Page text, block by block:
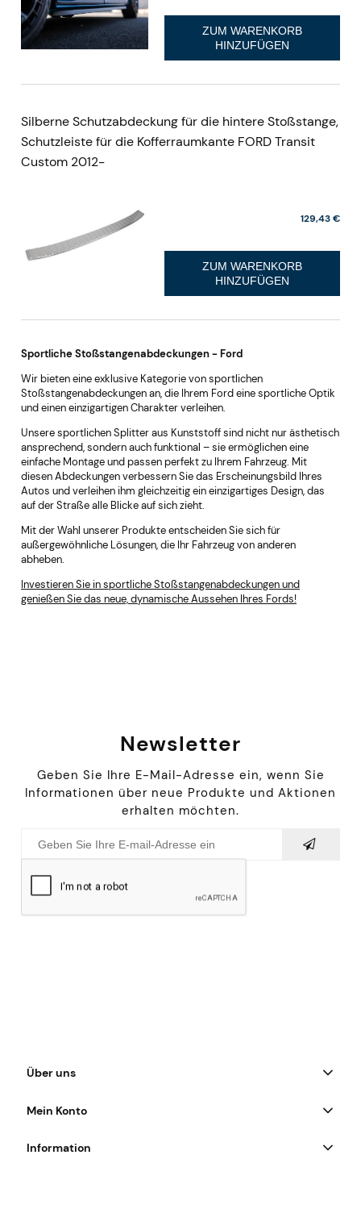
ZUM WARENKORB
HINZUFÜGEN
Silberne Schutzabdeckung für die hintere Stoßstange,
Schutzleiste für die Kofferraumkante FORD Transit
Custom 2012-
129,43 €
ZUM WARENKORB
HINZUFÜGEN
Sportliche Stoßstangenabdeckungen - Ford
Wir bieten eine exklusive Kategorie von sportlichen
Stoßstangenabdeckungen an, die Ihrem Ford eine sportliche Optik
und einen einzigartigen Charakter verleihen.
Unsere sportlichen Splitter aus Kunststoff sind nicht nur ästhetisch
ansprechend, sondern auch funktional – sie ermöglichen eine
einfache Montage und passen perfekt zu Ihrem Fahrzeug. Mit
diesen Abdeckungen verbessern Sie das Erscheinungsbild Ihres
Autos und verleihen ihm gleichzeitig ein einzigartiges Design, das
auf der Straße alle Blicke auf sich zieht.
Mit der Wahl unserer Produkte entscheiden Sie sich für
außergewöhnliche Lösungen, die Ihr Fahrzeug von anderen
abheben.
Investieren Sie in sportliche Stoßstangenabdeckungen und
genießen Sie das neue, dynamische Aussehen Ihres Fords!
Newsletter
Geben Sie Ihre E-Mail-Adresse ein, wenn Sie
Informationen über neue Produkte und Aktionen
erhalten möchten.
Über uns
Mein Konto
Information